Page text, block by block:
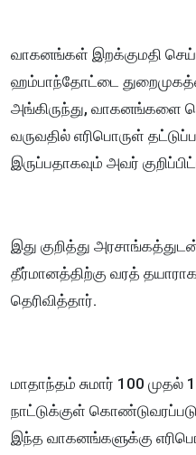
வாகனங்கள் இறக்குமதி
ஹம்பாந்தோட்டை
அங்கிருந்து, வாகனங்களை
வருவதில் எரிபொருள்
இருப்பதாகவும் அவர்
இது குறித்து
தீர்மானத்திற்கு வரத்
தெரிவித்தார்.
மாதாந்தம் சுமார் 100
நாட்டுக்குள்
இந்த வாகனங்களுக்கு